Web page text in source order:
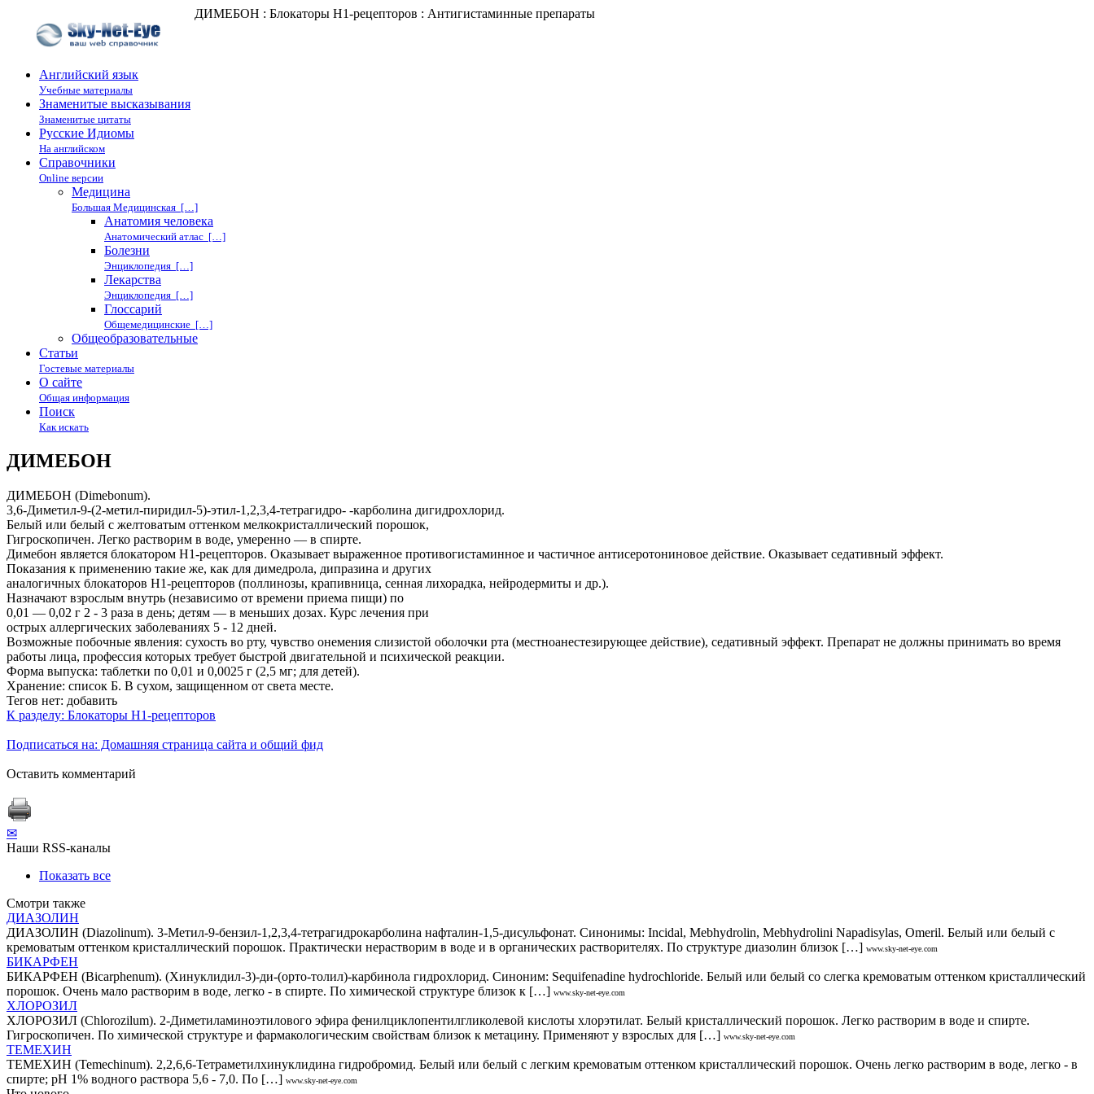
ДИМЕБОН : Блокаторы Н1-рецепторов : Антигистаминные препараты
Английский язык
Учебные материалы
Знаменитые высказывания
Знаменитые цитаты
Русские Идиомы
На английском
Справочники
Online версии
Медицина
Большая Медицинская […]
Анатомия человека
Анатомический атлас […]
Болезни
Энциклопедия […]
Лекарства
Энциклопедия […]
Глоссарий
Общемедицинские […]
Общеобразовательные
Статьи
Гостевые материалы
О сайте
Общая информация
Поиск
Как искать
ДИМЕБОН
ДИМЕБОН (Dimebonum).
3,6-Диметил-9-(2-метил-пиридил-5)-этил-1,2,3,4-тетрагидро- -карболина дигидрохлорид.
Белый или белый с желтоватым оттенком мелкокристаллический порошок,
Гигроскопичен. Легко растворим в воде, умеренно — в спирте.
Димебон является блокатором Н1-рецепторов. Оказывает выраженное противогистаминное и частичное антисеротониновое действие. Оказывает седативный эффект.
Показания к применению такие же, как для димедрола, дипразина и других
аналогичных блокаторов Н1-рецепторов (поллинозы, крапивница, сенная лихорадка, нейродермиты и др.).
Назначают взрослым внутрь (независимо от времени приема пищи) по
0,01 — 0,02 г 2 - 3 раза в день; детям — в меньших дозах. Курс лечения при
острых аллергических заболеваниях 5 - 12 дней.
Возможные побочные явления: сухость во рту, чувство онемения слизистой оболочки рта (местноанестезирующее действие), седативный эффект. Препарат не должны принимать во время
работы лица, профессия которых требует быстрой двигательной и психической реакции.
Форма выпуска: таблетки по 0,01 и 0,0025 г (2,5 мг; для детей).
Хранение: список Б. В сухом, защищенном от света месте.
Тегов нет: добавить
К разделу: Блокаторы Н1-рецепторов
Подписаться на: Домашняя страница сайта и общий фид
Оставить комментарий
✉
Наши RSS-каналы
Показать все
Смотри также
ДИАЗОЛИН
ДИАЗОЛИН (Diazolinum). 3-Метил-9-бензил-1,2,3,4-тетрагидрокарболина нафталин-1,5-дисульфонат. Синонимы: Incidal, Мebhydrolin, Меbhуdrolini Nараdisуlаs, Оmeril. Белый или белый с
кремоватым оттенком кристаллический порошок. Практически нерастворим в воде и в органических растворителях. По структуре диазолин близок […] www.sky-net-eye.com
БИКАРФЕН
БИКАРФЕН (Вicarphenum). (Хинуклидил-3)-ди-(орто-толил)-карбинола гидрохлорид. Синоним: Sequifenadine hydrochloride. Белый или белый со слегка кремоватым оттенком кристаллический
порошок. Очень мало растворим в воде, легко - в спирте. По химической структуре близок к […] www.sky-net-eye.com
ХЛОРОЗИЛ
ХЛОРОЗИЛ (Chlorozilum). 2-Диметиламиноэтилового эфира фенилциклопентилгликолевой кислоты хлорэтилат. Белый кристаллический порошок. Легко растворим в воде и спирте.
Гигроскопичен. По химической структуре и фармакологическим свойствам близок к метацину. Применяют у взрослых для […] www.sky-net-eye.com
ТЕМЕХИН
ТЕМЕХИН (Теmechinum). 2,2,6,6-Тетраметилхинуклидина гидробромид. Белый или белый с легким кремоватым оттенком кристаллический порошок. Очень легко растворим в воде, легко - в
спирте; рН 1% водного раствора 5,6 - 7,0. По […] www.sky-net-eye.com